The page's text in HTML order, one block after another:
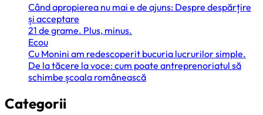
Când apropierea nu mai e de ajuns: Despre despărțire
și acceptare
21 de grame. Plus, minus.
Ecou
Cu Monini am redescoperit bucuria lucrurilor simple.
De la tăcere la voce: cum poate antreprenoriatul să
schimbe școala românească
Categorii